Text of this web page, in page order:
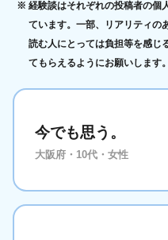
経験談はそれぞれの投稿者の個
ています。一部、リアリティの
読む人にとっては負担等を感じ
てもらえるようにお願いします。
今でも思う。
大阪府・10代・女性